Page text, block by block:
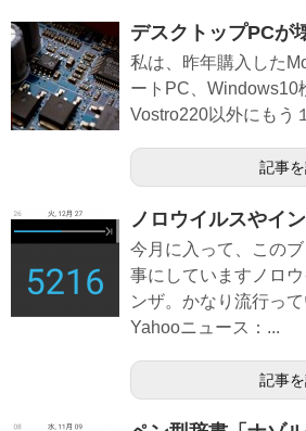
デスクトップPCが
私は、昨年購入した
ートPC、Windows10
Vostro220以外にもう
記事
ノロウイルスやイ
今月に入って、この
事にしていますノロ
ンザ。かなり流行って
Yahooニュース：...
記事